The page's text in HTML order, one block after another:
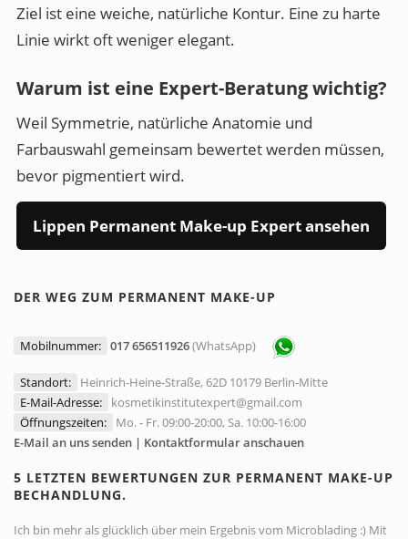
Ziel ist eine weiche, natürliche Kontur. Eine zu harte
Linie wirkt oft weniger elegant.
Warum ist eine Expert-Beratung wichtig?
Weil Symmetrie, natürliche Anatomie und
Farbauswahl gemeinsam bewertet werden müssen,
bevor pigmentiert wird.
Lippen Permanent Make-up Expert ansehen
DER WEG ZUM PERMANENT MAKE-UP
Mobilnummer: 017 656511926(WhatsApp)
Standort:
Heinrich-Heine-Straße, 62D 10179 Berlin-Mitte
E-Mail-Adresse:
kosmetikinstitutexpert@gmail.com
Öffnungszeiten:
Mo. - Fr. 09:00-20:00, Sa. 10:00-16:00
E-Mail an uns senden | Kontaktformular anschauen
5 LETZTEN BEWERTUNGEN ZUR PERMANENT MAKE-UP
BECHANDLUNG.
Ich bin mehr als glücklich über mein Ergebnis vom Microblading :) Mit